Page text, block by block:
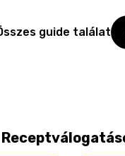
guide találat